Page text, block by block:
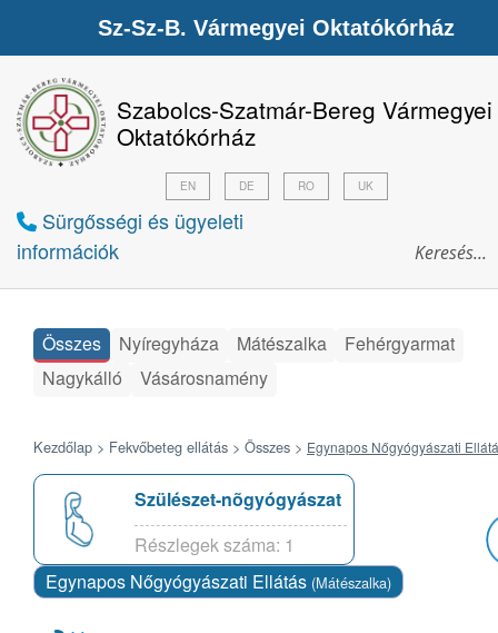
Szabolcs-Szatmár-Bereg Vármegyei
Oktatókórház
Sürgősségi és ügyeleti
információk
EN DE RO UK
Összes Nyíregyháza Mátészalka
Fehérgyarmat
Nagykálló
Vásárosnamény
Kezdőlap > Fekvőbeteg ellátás > Összes > Egynapos Nőgyógyászati
Szülészet-nõgyógyászat
Részlegek száma: 1
Egynapos Nőgyógyászati Ellátás (Mátészalka)
Sz-Sz-B. Vármegyei Oktatókórház